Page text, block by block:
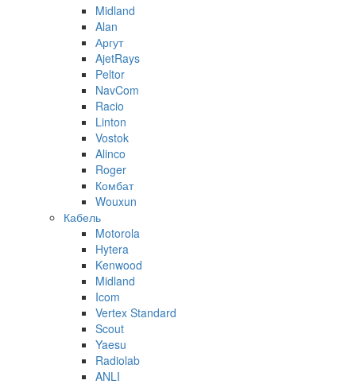
Midland
Alan
Аргут
AjetRays
Peltor
NavCom
Racio
Linton
Vostok
Alinco
Roger
Комбат
Wouxun
Кабель
Motorola
Hytera
Kenwood
Midland
Icom
Vertex Standard
Scout
Yaesu
Radiolab
ANLI